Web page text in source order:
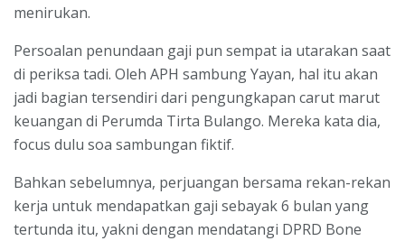
menirukan.
Persoalan penundaan gaji pun sempat ia utarakan saat
di periksa tadi. Oleh APH sambung Yayan, hal itu akan
jadi bagian tersendiri dari pengungkapan carut marut
keuangan di Perumda Tirta Bulango. Mereka kata dia,
focus dulu soa sambungan fiktif.
Bahkan sebelumnya, perjuangan bersama rekan-rekan
kerja untuk mendapatkan gaji sebayak 6 bulan yang
tertunda itu, yakni dengan mendatangi DPRD Bone